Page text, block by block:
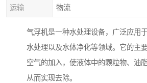
运输 物流
气浮机是一种水处理设备，广泛应用
水处理以及水体净化等领域。它的主
空气的加入，使液体中的颗粒物、油
从而实现去除。